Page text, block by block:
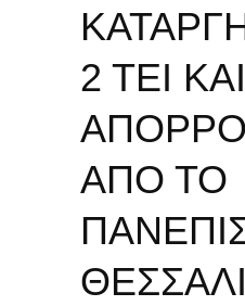
2 ΤΕΙ ΚΑΙ
ΑΠΟ ΤΟ